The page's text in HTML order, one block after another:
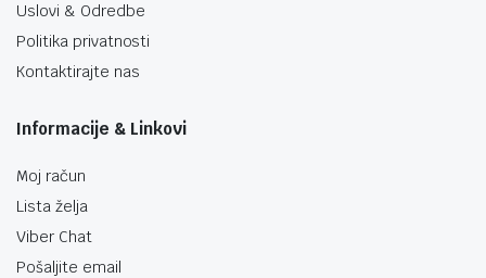
Uslovi & Odredbe
Politika privatnosti
Kontaktirajte nas
Informacije & Linkovi
Moj račun
Lista želja
Viber Chat
Pošaljite email